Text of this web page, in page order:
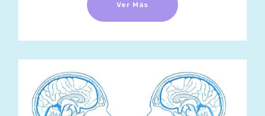
Ver Más